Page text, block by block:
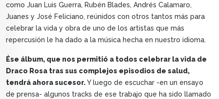
como Juan Luis Guerra, Rubén Blades, Andrés Calamaro,
Juanes y José Feliciano, reúnidos con otros tantos más para
celebrar la vida y obra de uno de los artistas que más
repercusión le ha dado a la música hecha en nuestro idioma.
Ése álbum, que nos permitió a todos celebrar la vida de
Draco Rosa tras sus complejos episodios de salud,
tendrá ahora sucesor.Y luego de escuchar -en un ensayo
de prensa- algunos tracks de ese trabajo que ha sido llamado